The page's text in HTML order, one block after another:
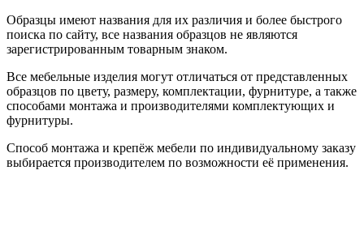
Образцы имеют названия для их различия и более быстрого
поиска по сайту, все названия образцов не являются
зарегистрированным товарным знаком.
Все мебельные изделия могут отличаться от представленных
образцов по цвету, размеру, комплектации, фурнитуре, а также
способами монтажа и производителями комплектующих и
фурнитуры.
Способ монтажа и крепёж мебели по индивидуальному заказу
выбирается производителем по возможности её применения.